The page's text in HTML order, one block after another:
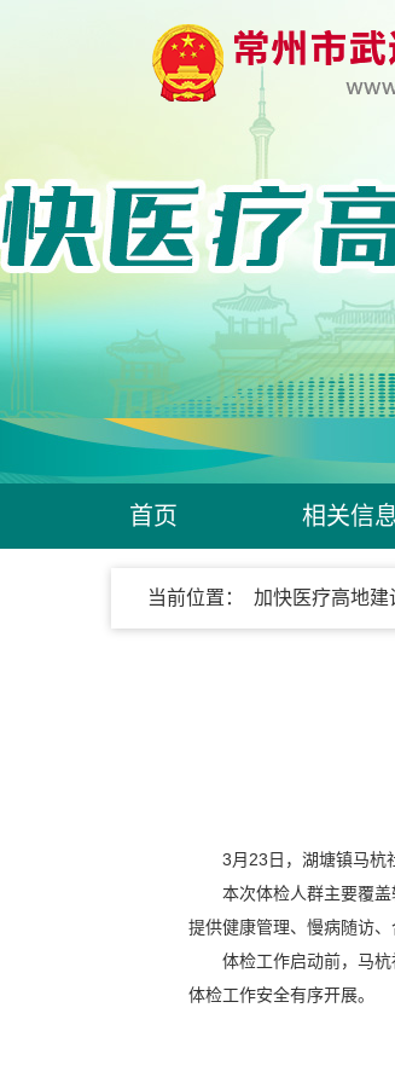
首页 相关信
当前位置： 加快医疗高地建
3月23日，湖塘镇马杭
本次体检人群主要覆
提供健康管理、慢病随访
体检工作启动前，马
体检工作安全有序开展。